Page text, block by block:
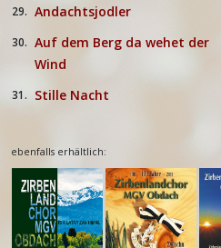
29. Andachtsjodler
30. Auf dem Berg da wehet der
Wind
31. Stille Nacht
ebenfalls erhältlich: